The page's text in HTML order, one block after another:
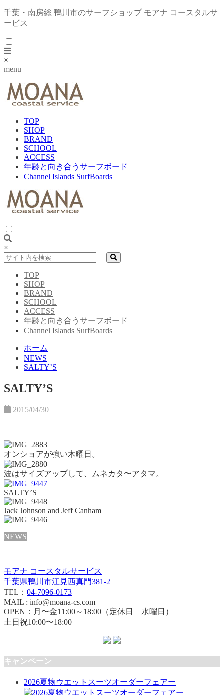
千葉・南房総 鴨川市のサーフショップ モアナ コースタルサ
ービス
×
menu
TOP
SHOP
BRAND
SCHOOL
ACCESS
年齢と向き合うサーフボード
Channel Islands SurfBoards
×
TOP
SHOP
BRAND
SCHOOL
ACCESS
年齢と向き合うサーフボード
Channel Islands SurfBoards
ホーム
NEWS
SALTY’S
SALTY’S
2015/04/30
オンショアが強い木曜日。
波はサイズアップして、ムネカタ〜アタマ。
SALTY’S
Jack Johnson and Jeff Canham
NEWS
モアナ コースタルサービス
千葉県鴨川市江見西真門381-2
TEL： 04-7096-0173
MAIL : info@moana-cs.com
OPEN：月〜金11:00～18:00（定休日 水曜日）
土日祝10:00〜18:00
キャンペーン
2026夏物ウエットスーツオーダーフェアー